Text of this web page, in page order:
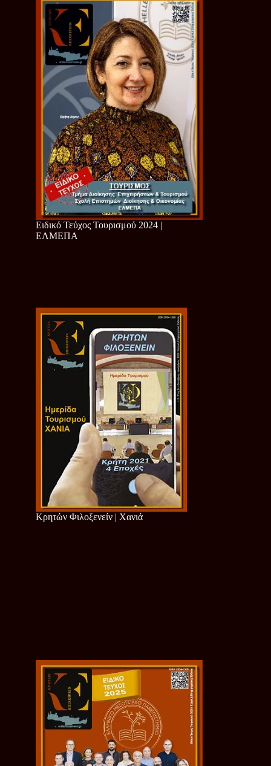
Ειδικό Τεύχος Τουρισμού 2024 |
ΕΛΜΕΠΑ
Κρητών Φιλοξενείν | Χανιά